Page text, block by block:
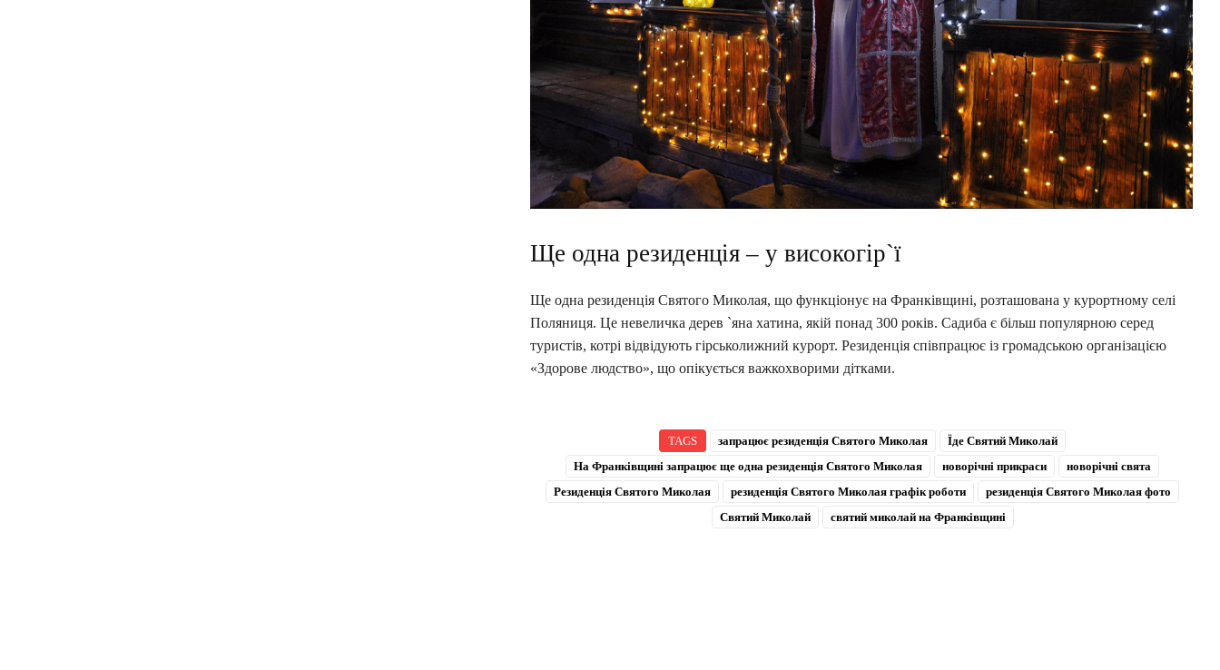
Ще одна резиденція – у високогір`ї
Ще одна резиденція Святого Миколая, що функціонує на Франківщині, розташована у курортному селі
Поляниця. Це невеличка дерев `яна хатина, якій понад 300 років. Садиба є більш популярною серед
туристів, котрі відвідують гірськолижний курорт. Резиденція співпрацює із громадською організацією
«Здорове людство», що опікується важкохворими дітками.
TAGS запрацює резиденція Святого Миколая
Їде Святий Миколай
На Франківщині запрацює ще одна резиденція Святого Миколая
новорічні прикраси
новорічні свята
Резиденція Святого Миколая
резиденція Святого Миколая графік роботи
резиденція Святого Миколая фото
Святий Миколай
святий миколай на Франківщині